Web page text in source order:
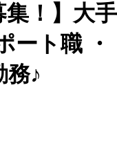
集！】大手
ート職 ・
務♪